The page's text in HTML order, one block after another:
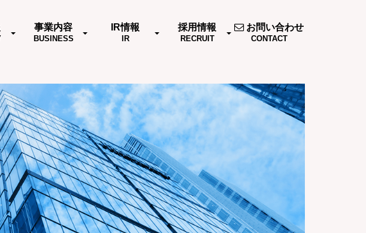
事業内容
BUSINESS
IR情報
IR
採用情報
RECRUIT
お問い合わせ
CONTACT